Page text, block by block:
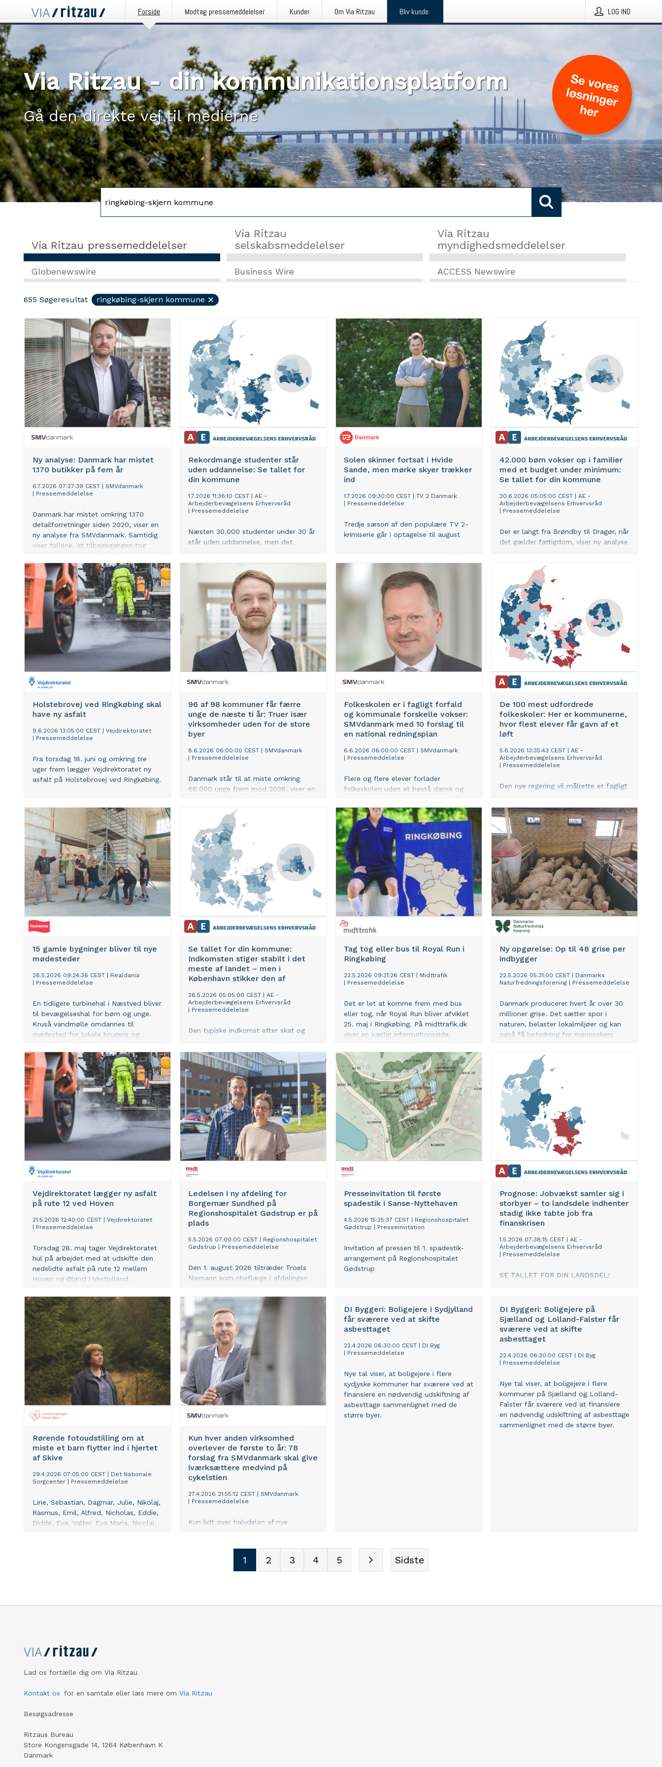
Forside Modtag pressemeddelelser Kunder Om Via Ritzau Bliv kunde LOG IND
Via Ritzau - din kommunikationsplatform
Gå den direkte vej til medierne
Via Ritzau pressemeddelelser
Via Ritzau
selskabsmeddelelser
Via Ritzau
myndighedsmeddelelser
Globenewswire Business Wire ACCESS Newswire
655 Søgeresultat ringkøbing-skjern kommune
Ny analyse: Danmark har mistet
1.170 butikker på fem år
6.7.2026 07:27:39 CEST
SMVdanmark
Pressemeddelelse
Danmark har mistet omkring 1.170
detailforretninger siden 2020, viser en
ny analyse fra SMVdanmark. Samtidig
viser tallene, at tilbagegangen tog
bød på det største årlige fald i
perioden.
Rekordmange studenter står
uden uddannelse: Se tallet for
din kommune
1.7.2026 11:36:10 CEST
AE -
Arbejderbevægelsens Erhvervsråd
Pressemeddelelse
Næsten 30.000 studenter under 30 år
står uden uddannelse, men det
tværs af landet, viser en ny analyse fra
Arbejderbevægelsens Erhvervsråd (AE).
Særligt på Lolland-Falster og store
dele af Sjælland er der mange
studenter uden uddannelse, mens
andelen er lav i Jylland, på Fyn og
nord for København.
Solen skinner fortsat i Hvide
Sande, men mørke skyer trækker
ind
1.7.2026 09:30:00 CEST
TV 2 Danmark
Pressemeddelelse
Tredje sæson af den populære TV 2-
krimiserie går i optagelse til august
42.000 børn vokser op i familier
med et budget under minimum:
Se tallet for din kommune
30.6.2026 05:05:00 CEST
AE -
Arbejderbevægelsens Erhvervsråd
Pressemeddelelse
Der er langt fra Brøndby til Dragør, når
det gælder fattigdom, viser ny analyse
færrest borgere, der lever for mindre
end minimumsbudgettet, er tallene
højest i kommuner på den
københavnske vestegn og Vest- og
Sydsjælland.
Holstebrovej ved Ringkøbing skal
have ny asfalt
9.6.2026 13:05:00 CEST
Vejdirektoratet
Pressemeddelelse
Fra torsdag 18. juni og omkring tre
uger frem lægger Vejdirektoratet ny
asfalt på Holstebrovej ved Ringkøbing.
96 af 98 kommuner får færre
unge de næste ti år: Truer især
virksomheder uden for de store
byer
8.6.2026 06:00:00 CEST
SMVdanmark
Pressemeddelelse
Danmark står til at miste omkring
66.000 unge frem mod 2036, viser en
Udviklingen rammer over hele landet,
men især i land- og
udkantskommuner, hvor det vil
forværre manglen på arbejdskraft.
Folkeskolen er i fagligt forfald
og kommunale forskelle vokser:
SMVdanmark med 10 forslag til
en national redningsplan
6.6.2026 06:00:00 CEST
SMVdanmark
Pressemeddelelse
Flere og flere elever forlader
folkeskolen uden at bestå dansk og
forskellene mellem kommunerne, viser
beregninger fra SMVdanmark, der nu
lancerer et nyt udspil med ti forslag til
et målrettet kvalitetsløft af
folkeskolen.
De 100 mest udfordrede
folkeskoler: Her er kommunerne,
hvor flest elever får gavn af et
løft
5.6.2026 13:35:43 CEST
AE -
Arbejderbevægelsens Erhvervsråd
Pressemeddelelse
Den nye regering vil målrette et fagligt
folkeskoler, og det vil især komme
landkommuner til gavn, viser en ny
analyse fra Arbejderbevægelsens
Erhvervsråd (AE). Samtidig er der et
stort sammenfald mellem områder
med mange faglige udfordringer og
områder, hvor der er mange familier
med lave indkomster.
15 gamle bygninger bliver til nye
mødesteder
28.5.2026 09:24:36 CEST
Realdania
Pressemeddelelse
En tidligere turbinehal i Næstved bliver
til bevægelseshal for børn og unge.
Kruså vandmølle omdannes til
mødested for lokale brugere og
autoværksted skal danne rammen om
livemusik og kulturliv på Sydfyn.
Realdania støtter nu 15 nye projekter,
der skal styrke lokale fællesskaber
med afsæt i stedernes potentialer.
Det sker gennem indsatsen
Underværker.
Se tallet for din kommune:
Indkomsten stiger stabilt i det
meste af landet – men i
København stikker den af
26.5.2026 05:05:00 CEST
AE -
Arbejderbevægelsens Erhvervsråd
Pressemeddelelse
Den typiske indkomst efter skat og
landsplan de seneste ti år mens den
i København er steget med 21,5
procent, viser ny analyse fra
Arbejderbevægelsens Erhvervsråd
(AE). I 77 kommuner er indkomsten
vokset mindre end
landsgennemsnittet.
Tag tog eller bus til Royal Run i
Ringkøbing
22.5.2026 09:31:26 CEST
Midttrafik
Pressemeddelelse
Det er let at komme frem med bus
eller tog, når Royal Run bliver afviklet
25. maj i Ringkøbing. På midttrafik.dk
viser en særlig informationsside,
Ny opgørelse: Op til 48 grise per
indbygger
22.5.2026 05:31:00 CEST
Danmarks
Naturfredningsforening
Pressemeddelelse
Danmark producerer hvert år over 30
millioner grise. Det sætter spor i
naturen, belaster lokalmiljøer og kan
også få betydning for menneskers
Vejdirektoratet lægger ny asfalt
på rute 12 ved Hoven
21.5.2026 12:40:00 CEST
Vejdirektoratet
Pressemeddelelse
Torsdag 28. maj tager Vejdirektoratet
hul på arbejdet med at udskifte den
nedslidte asfalt på rute 12 mellem
Hoven og Ølgod i Vestjylland.
Ledelsen i ny afdeling for
Borgernær Sundhed på
Regionshospitalet Gødstrup er på
plads
5.5.2026 07:00:00 CEST
Regionshospitalet
Gødstrup
Pressemeddelelse
Den 1. august 2026 tiltræder Troels
Niemann som cheflæge i afdelingen
Regionshospitalet Gødstrup.
Presseinvitation til første
spadestik i Sanse-Nyttehaven
4.5.2026 15:25:37 CEST
Regionshospitalet
Gødstrup
Presseinvitation
Invitation af pressen til 1. spadestik-
arrangement på Regionshospitalet
Gødstrup
Prognose: Jobvækst samler sig i
storbyer – to landsdele indhenter
stadig ikke tabte job fra
finanskrisen
1.5.2026 07:38:15 CEST
AE -
Arbejderbevægelsens Erhvervsråd
Pressemeddelelse
SE TALLET FOR DIN LANDSDEL:
jobvækst vil fortsætte med at være
koncentreret i hovedstadsområdet og
Østjylland, mens antallet af
beskæftigede forventes at gå tilbage
Rørende fotoudstilling om at
miste et barn flytter ind i hjertet
af Skive
29.4.2026 07:05:00 CEST
Det Nationale
Sorgcenter
Pressemeddelelse
Line, Sebastian, Dagmar, Julie, Nikolaj,
Rasmus, Emil, Alfred, Nicholas, Eddie,
Didde, Eva, Valter, Eva Maria, Nicolaj,
Kun hver anden virksomhed
overlever de første to år: 78
forslag fra SMVdanmark skal give
iværksættere medvind på
cykelstien
27.4.2026 21:55:12 CEST
SMVdanmark
Pressemeddelelse
Kun lidt over halvdelen af nye
og skævt fordelt geografisk, hvor det
koncentrerer sig omkring
lancerer et nyt udspil med 78 konkrete
DI Byggeri: Boligejere i Sydjylland
får sværere ved at skifte
asbesttaget
22.4.2026 06:30:00 CEST
DI Byg
Pressemeddelelse
Nye tal viser, at boligejere i flere
sydjyske kommuner har sværere ved at
finansiere en nødvendig udskiftning af
asbesttage sammenlignet med de
større byer.
DI Byggeri: Boligejere på
Sjælland og Lolland-Falster får
sværere ved at skifte
asbesttaget
22.4.2026 06:30:00 CEST
DI Byg
Pressemeddelelse
Nye tal viser, at boligejere i flere
kommuner på Sjælland og Lolland-
Falster får sværere ved at finansiere
en nødvendig udskiftning af asbesttage
sammenlignet med de større byer.
1 2 3 4 5 Sidste
Lad os fortælle dig om Via Ritzau
Kontakt os for en samtale eller læs mere om Via Ritzau
Besøgsadresse
Ritzaus Bureau
Store Kongensgade 14, 1264 København K
Danmark